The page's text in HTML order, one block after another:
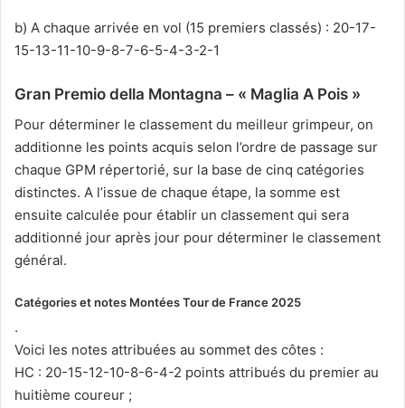
b) A chaque arrivée en vol (15 premiers classés) : 20-17-
15-13-11-10-9-8-7-6-5-4-3-2-1
Gran Premio della Montagna – « Maglia A Pois »
Pour déterminer le classement du meilleur grimpeur, on
additionne les points acquis selon l’ordre de passage sur
chaque GPM répertorié, sur la base de cinq catégories
distinctes. A l’issue de chaque étape, la somme est
ensuite calculée pour établir un classement qui sera
additionné jour après jour pour déterminer le classement
général.
Catégories et notes Montées Tour de France 2025
.
Voici les notes attribuées au sommet des côtes :
HC : 20-15-12-10-8-6-4-2 points attribués du premier au
huitième coureur ;